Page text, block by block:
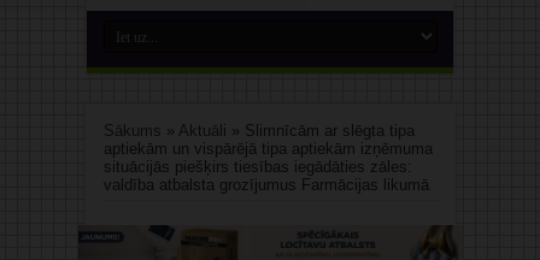
Sākums » Aktuāli » Slimnīcām ar slēgta tipa
aptiekām un vispārējā tipa aptiekām izņēmuma
situācijās piešķirs tiesības iegādāties zāles:
valdība atbalsta grozījumus Farmācijas likumā